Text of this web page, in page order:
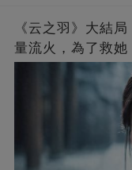
《云之羽》大結
量流火，為了救她